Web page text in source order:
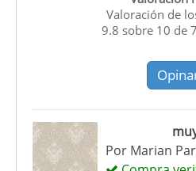
Valoración de
9.8 sobre 10 de 7
Por Marian